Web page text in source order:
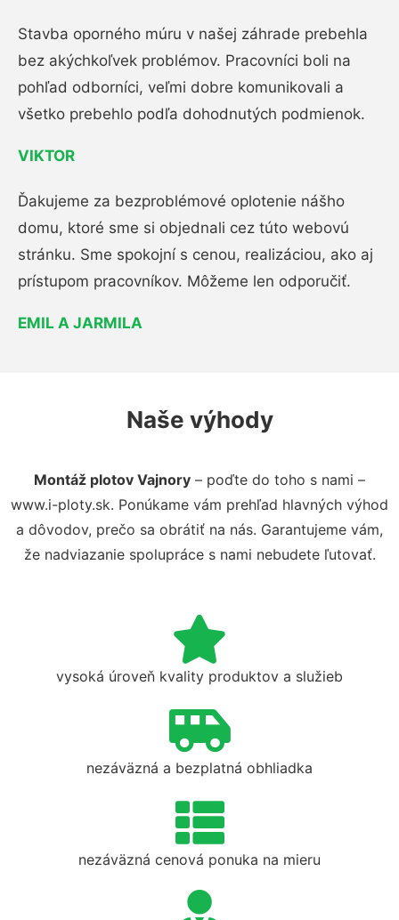
Stavba oporného múru v našej záhrade prebehla
bez akýchkoľvek problémov. Pracovníci boli na
pohľad odborníci, veľmi dobre komunikovali a
všetko prebehlo podľa dohodnutých podmienok.
VIKTOR
Ďakujeme za bezproblémové oplotenie nášho
domu, ktoré sme si objednali cez túto webovú
stránku. Sme spokojní s cenou, realizáciou, ako aj
prístupom pracovníkov. Môžeme len odporučiť.
EMIL A JARMILA
Naše výhody
Montáž plotov Vajnory – poďte do toho s nami –
www.i-ploty.sk. Ponúkame vám prehľad hlavných výhod
a dôvodov, prečo sa obrátiť na nás. Garantujeme vám,
že nadviazanie spolupráce s nami nebudete ľutovať.
vysoká úroveň kvality produktov a služieb
nezáväzná a bezplatná obhliadka
nezáväzná cenová ponuka na mieru